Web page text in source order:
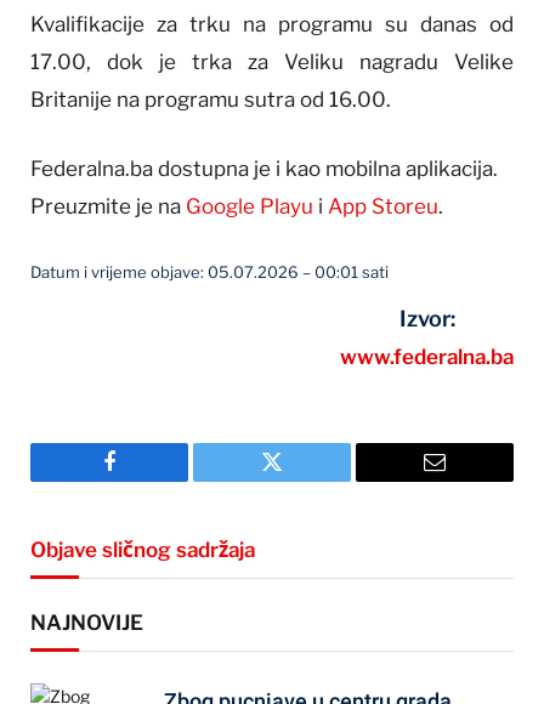
Kvalifikacije za trku na programu su danas od
17.00, dok je trka za Veliku nagradu Velike
Britanije na programu sutra od 16.00.
Federalna.ba dostupna je i kao mobilna aplikacija.
Preuzmite je na Google Playu i App Storeu.
Datum i vrijeme objave: 05.07.2026 – 00:01 sati
Izvor:
www.federalna.ba
Facebook Twitter Email
Objave sličnog sadržaja
NAJNOVIJE